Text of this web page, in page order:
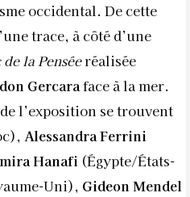
occidental. De cette
trace, à côté d’une
la Penséeréalisée
Gercaraface à la mer.
l’exposition se trouvent
Alessandra Ferrini
Hanafi (Égypte/États-
Uni), Gideon Mendel